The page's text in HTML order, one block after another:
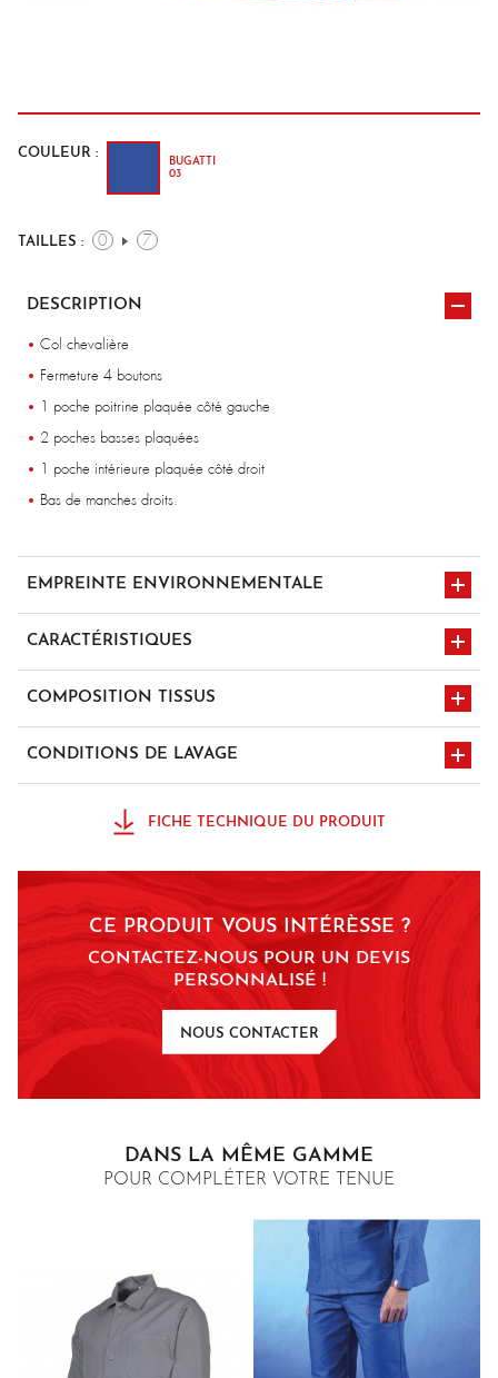
COULEUR :
BUGATTI
03
TAILLES : 0 7
DESCRIPTION
Col chevalière
Fermeture 4 boutons
1 poche poitrine plaquée côté gauche
2 poches basses plaquées
1 poche intérieure plaquée côté droit
Bas de manches droits.
EMPREINTE ENVIRONNEMENTALE
CARACTÉRISTIQUES
multipoches x4
COMPOSITION TISSUS
CONDITIONS DE LAVAGE
normal avec solvant
type perchlo ou
repassage à
température moyenne
150°C
lavage à 75°C
FICHE TECHNIQUE DU PRODUIT
CE PRODUIT VOUS INTÉRÈSSE ?
CONTACTEZ-NOUS POUR UN DEVIS
PERSONNALISÉ !
NOUS CONTACTER
DANS LA MÊME GAMME
POUR COMPLÉTER VOTRE TENUE